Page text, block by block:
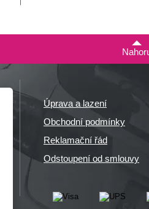
Úprava a lazení
Obchodní podmínky
Reklamační řád
Odstoupení od smlouvy